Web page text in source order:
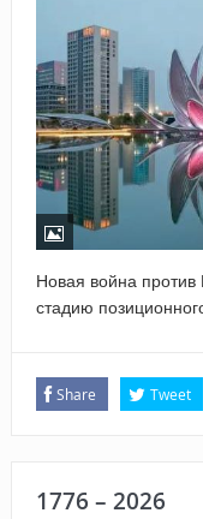
Новая война
стадию
Share Tweet
1776 – 2026